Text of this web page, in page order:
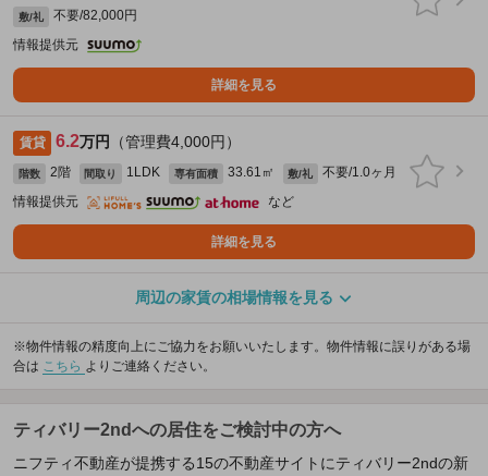
敷/礼
不要/82,000円
情報提供元
詳細を見る
賃貸 6.2万円 （管理費4,000円）
階数 2階 間取り 1LDK 専有面積 33.61㎡ 敷/礼
不要/1.0ヶ月
情報提供元
など
詳細を見る
周辺の家賃の相場情報を見る
※物件情報の精度向上にご協力をお願いいたします。物件情報に誤りがある場
合は こちら よりご連絡ください。
ティバリー2ndへの居住をご検討中の方へ
ニフティ不動産が提携する15の不動産サイトにティバリー2ndの新